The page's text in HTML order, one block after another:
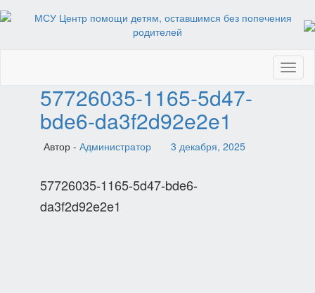
57726035-1165-5d47-
bde6-da3f2d92e2e1
Автор - Администратор 3 декабря, 2025
57726035-1165-5d47-bde6-
da3f2d92e2e1